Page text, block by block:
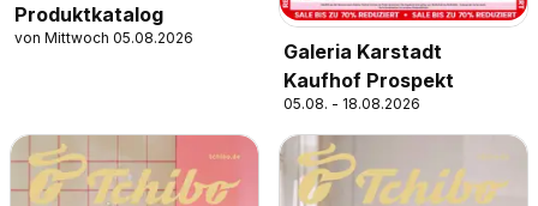
Produktkatalog
von Mittwoch 05.08.2026
Galeria Karstadt
Kaufhof Prospekt
05.08. - 18.08.2026